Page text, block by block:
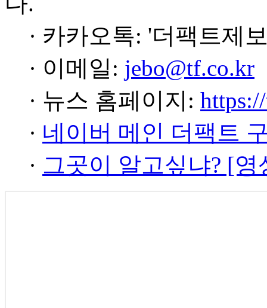
· 카카오톡: '더팩트제
· 이메일: jebo@tf.co.kr
· 뉴스 홈페이지:
· 네이버 메인 더팩트
· 그곳이 알고싶냐? [